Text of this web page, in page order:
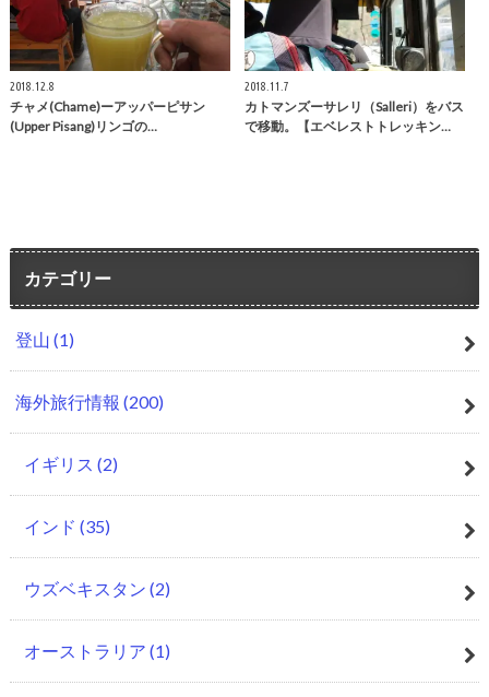
2018.12.8
チャメ(Chame)ーアッパーピサン
(Upper Pisang)リンゴの…
2018.11.7
カトマンズーサレリ（Salleri）をバス
で移動。【エベレストトレッキン…
カテゴリー
登山 (1)
海外旅行情報 (200)
イギリス (2)
インド (35)
ウズベキスタン (2)
オーストラリア (1)